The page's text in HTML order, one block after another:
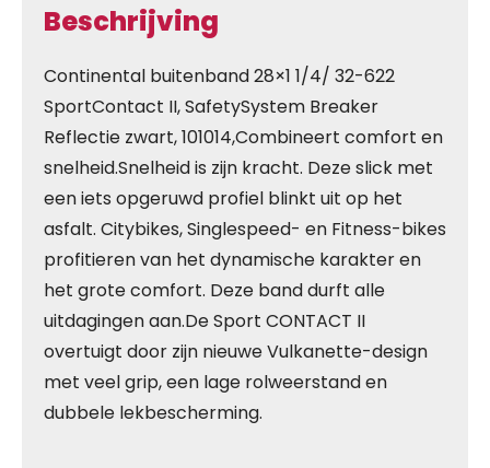
Beschrijving
Continental buitenband 28×1 1/4/ 32-622
SportContact II, SafetySystem Breaker
Reflectie zwart, 101014,Combineert comfort en
snelheid.Snelheid is zijn kracht. Deze slick met
een iets opgeruwd profiel blinkt uit op het
asfalt. Citybikes, Singlespeed- en Fitness-bikes
profitieren van het dynamische karakter en
het grote comfort. Deze band durft alle
uitdagingen aan.De Sport CONTACT II
overtuigt door zijn nieuwe Vulkanette-design
met veel grip, een lage rolweerstand en
dubbele lekbescherming.